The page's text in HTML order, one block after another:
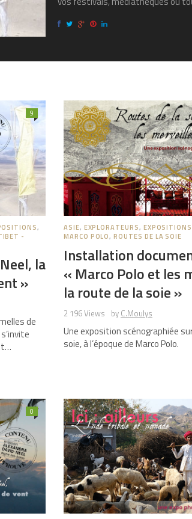
,
-
la
»
9
de
ASIE, EXPLORATEURS, EXPOSITIONS
MARCO POLO,ROUTES DE LA SOIE
Installation
« Marco Polo et les
la route de la soie »
2 196 Views by C.Moulys
Une exposition scénographiée
soie, à l’époque de Marco Polo.
0